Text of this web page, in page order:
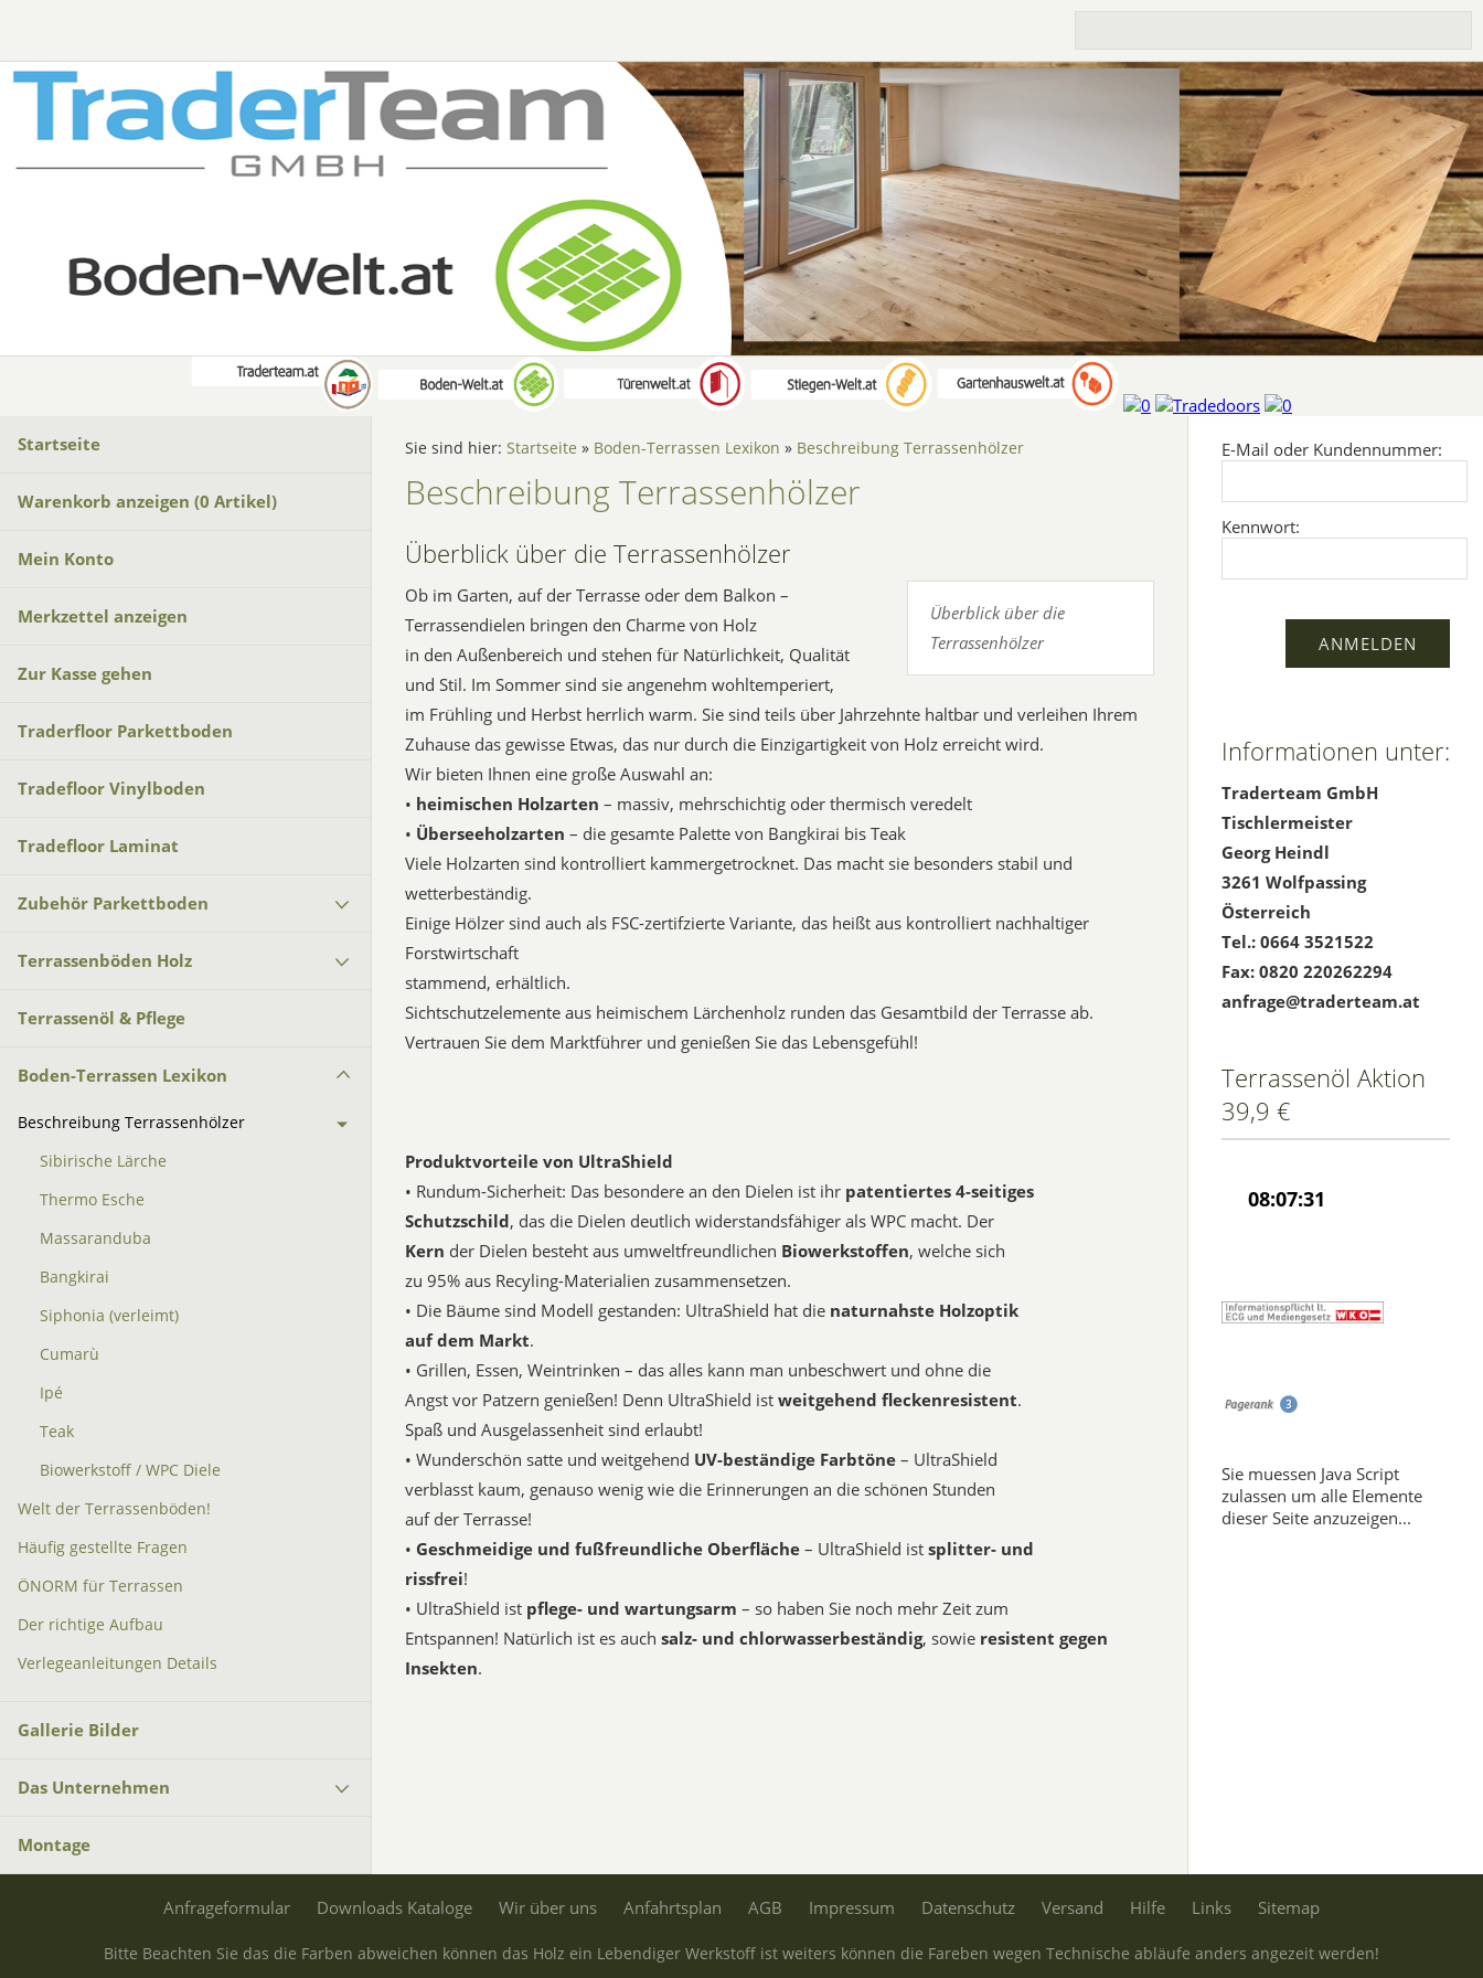
Startseite
Warenkorb anzeigen (0 Artikel)
Mein Konto
Merkzettel anzeigen
Zur Kasse gehen
Traderfloor Parkettboden
Tradefloor Vinylboden
Tradefloor Laminat
Zubehör Parkettboden
Terrassenböden Holz
Terrassenöl & Pflege
Boden-Terrassen Lexikon
Beschreibung Terrassenhölzer
Sibirische Lärche
Thermo Esche
Massaranduba
Bangkirai
Siphonia (verleimt)
Cumarù
Ipé
Teak
Biowerkstoff / WPC Diele
Welt der Terrassenböden!
Häufig gestellte Fragen
ÖNORM für Terrassen
Der richtige Aufbau
Verlegeanleitungen Details
Gallerie Bilder
Das Unternehmen
Montage
Sie sind hier: Startseite » Boden-Terrassen Lexikon » Beschreibung Terrassenhölzer
Beschreibung Terrassenhölzer
Überblick über die Terrassenhölzer
Überblick über die
Terrassenhölzer
Ob im Garten, auf der Terrasse oder dem Balkon –
Terrassendielen bringen den Charme von Holz
in den Außenbereich und stehen für Natürlichkeit, Qualität
und Stil. Im Sommer sind sie angenehm wohltemperiert,
im Frühling und Herbst herrlich warm. Sie sind teils über Jahrzehnte haltbar und verleihen Ihrem
Zuhause das gewisse Etwas, das nur durch die Einzigartigkeit von Holz erreicht wird.
Wir bieten Ihnen eine große Auswahl an:
• heimischen Holzarten – massiv, mehrschichtig oder thermisch veredelt
• Überseeholzarten – die gesamte Palette von Bangkirai bis Teak
Viele Holzarten sind kontrolliert kammergetrocknet. Das macht sie besonders stabil und
wetterbeständig.
Einige Hölzer sind auch als FSC-zertifzierte Variante, das heißt aus kontrolliert nachhaltiger
Forstwirtschaft
stammend, erhältlich.
Sichtschutzelemente aus heimischem Lärchenholz runden das Gesamtbild der Terrasse ab.
Vertrauen Sie dem Marktführer und genießen Sie das Lebensgefühl!
Produktvorteile von UltraShield
• Rundum-Sicherheit: Das besondere an den Dielen ist ihr patentiertes 4-seitiges
Schutzschild, das die Dielen deutlich widerstandsfähiger als WPC macht. Der
Kern der Dielen besteht aus umweltfreundlichen Biowerkstoffen, welche sich
zu 95% aus Recyling-Materialien zusammensetzen.
• Die Bäume sind Modell gestanden: UltraShield hat die naturnahste Holzoptik
auf dem Markt.
• Grillen, Essen, Weintrinken – das alles kann man unbeschwert und ohne die
Angst vor Patzern genießen! Denn UltraShield ist weitgehend fleckenresistent.
Spaß und Ausgelassenheit sind erlaubt!
• Wunderschön satte und weitgehend UV-beständige Farbtöne – UltraShield
verblasst kaum, genauso wenig wie die Erinnerungen an die schönen Stunden
auf der Terrasse!
• Geschmeidige und fußfreundliche Oberfläche – UltraShield ist splitter- und
rissfrei!
• UltraShield ist pflege- und wartungsarm – so haben Sie noch mehr Zeit zum
Entspannen! Natürlich ist es auch salz- und chlorwasserbeständig, sowie resistent gegen
Insekten.
E-Mail oder Kundennummer:
Kennwort:
Informationen unter:
Traderteam GmbH
Tischlermeister
Georg Heindl
3261 Wolfpassing
Österreich
Tel.: 0664 3521522
Fax: 0820 220262294
anfrage@traderteam.at
Terrassenöl Aktion
39,9 €
Sie muessen Java Script
zulassen um alle Elemente
dieser Seite anzuzeigen...
Anfrageformular Downloads Kataloge Wir über uns Anfahrtsplan AGB Impressum Datenschutz Versand Hilfe Links Sitemap
Bitte Beachten Sie das die Farben abweichen können das Holz ein Lebendiger Werkstoff ist weiters können die Fareben wegen Technische abläufe anders angezeit werden!